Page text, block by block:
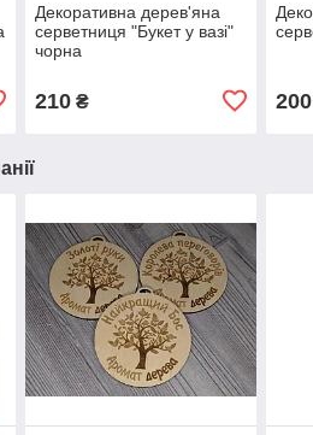
Декоративна дерев'яна
серветниця "Букет у вазі"
чорна
210₴ 200